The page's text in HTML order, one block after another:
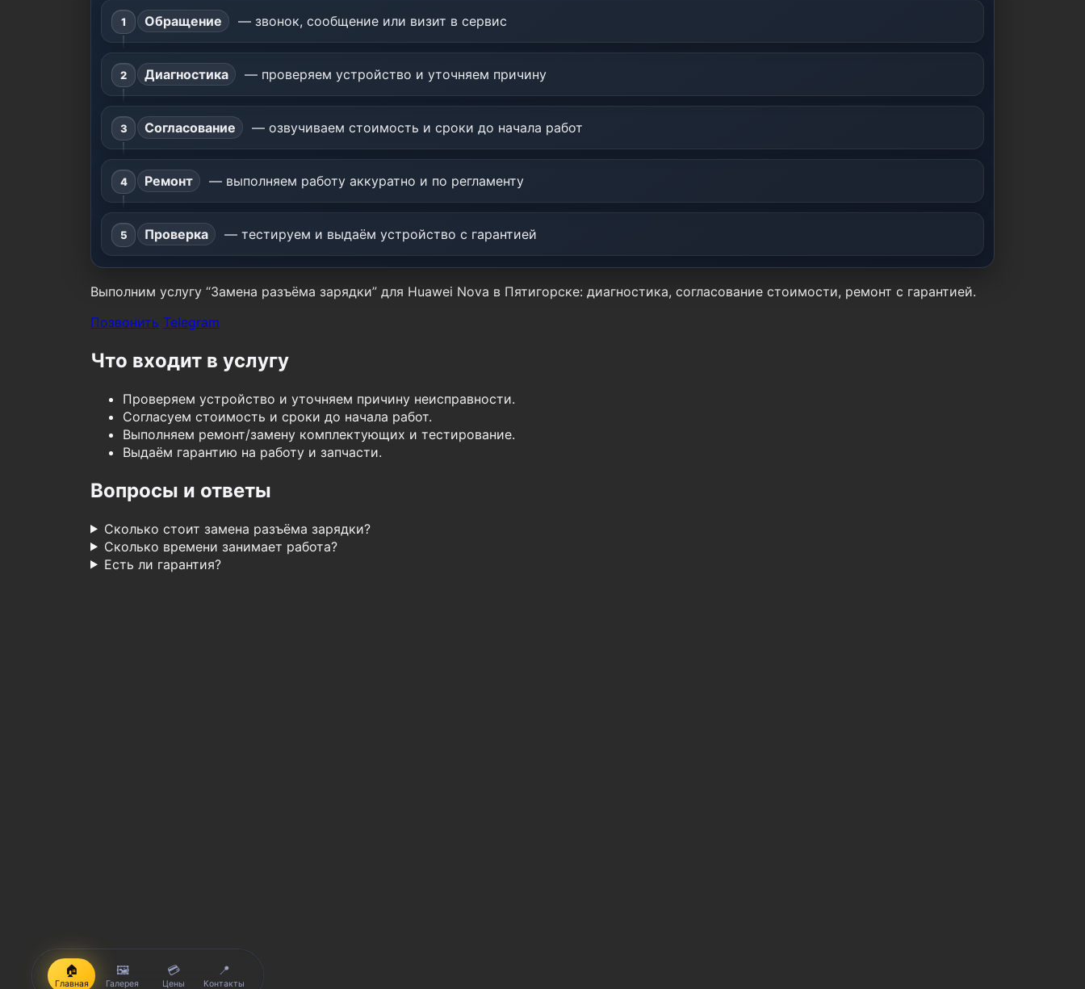
Обращение — звонок, сообщение или визит в сервис
Диагностика — проверяем устройство и уточняем причину
Согласование — озвучиваем стоимость и сроки до начала работ
Ремонт — выполняем работу аккуратно и по регламенту
Проверка — тестируем и выдаём устройство с гарантией
Выполним услугу “Замена разъёма зарядки” для Huawei Nova в Пятигорске: диагностика, согласование стоимости, ремонт с гарантией.
Позвонить Telegram
Что входит в услугу
Проверяем устройство и уточняем причину неисправности.
Согласуем стоимость и сроки до начала работ.
Выполняем ремонт/замену комплектующих и тестирование.
Выдаём гарантию на работу и запчасти.
Вопросы и ответы
Сколько стоит замена разъёма зарядки?
Сколько времени занимает работа?
Есть ли гарантия?
🏠
Главная
🖼️
Галерея
💳
Цены
📍
Контакты